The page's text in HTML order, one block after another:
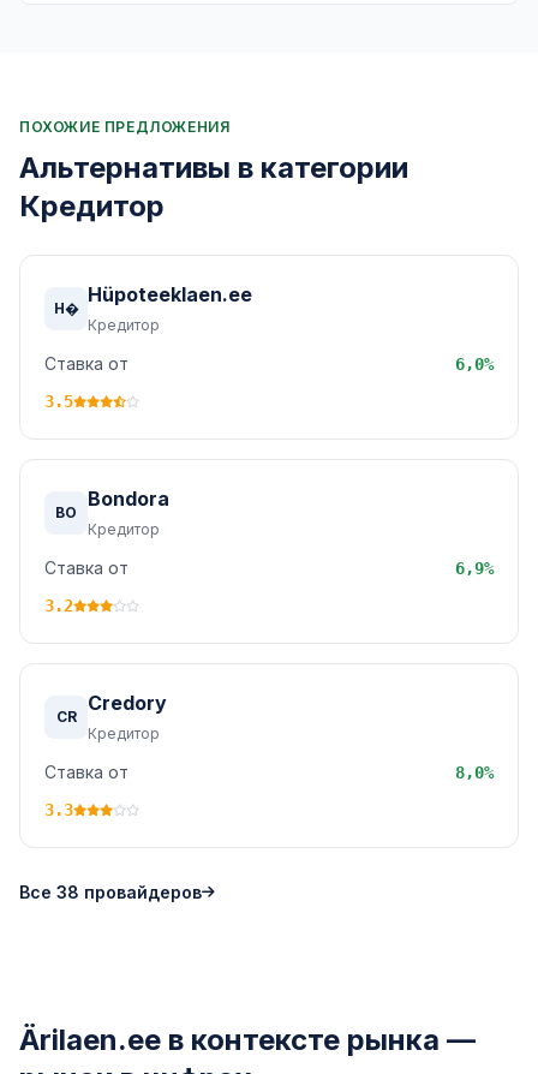
ПОХОЖИЕ ПРЕДЛОЖЕНИЯ
Альтернативы в категории
Кредитор
H�
Hüpoteeklaen.ee
Кредитор
Ставка от
6,0%
3.5
BO
Bondora
Кредитор
Ставка от
6,9%
3.2
CR
Credory
Кредитор
Ставка от
8,0%
3.3
Все 38 провайдеров
Ärilaen.ee в контексте рынка —